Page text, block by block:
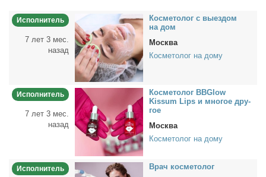
Исполнитель
7 лет 3 мес.
назад
Кос­ме­то­лог с вы­ез­дом
на дом
Москва
Косметолог на дому
Исполнитель
7 лет 3 мес.
назад
Кос­ме­то­лог BBGlow
Kissum Lips и мно­гое дру­
гое
Москва
Косметолог на дому
Исполнитель
Врач кос­ме­то­лог